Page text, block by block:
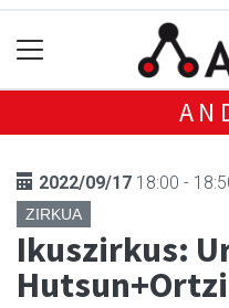
2022/09/17 18:00 -
ZIRKUA
Ikuszirkus: